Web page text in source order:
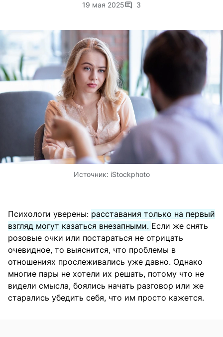
19 мая 2025 3
Источник: iStockphoto
Психологи уверены: расставания только на первый
взгляд могут казаться внезапными. Если же снять
розовые очки или постараться не отрицать
очевидное, то выяснится, что проблемы в
отношениях прослеживались уже давно. Однако
многие пары не хотели их решать, потому что не
видели смысла, боялись начать разговор или же
старались убедить себя, что им просто кажется.